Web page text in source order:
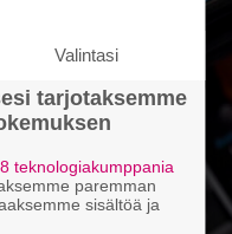
Valintasi
tarjotaksemme
teknologiakumppania
paremman
sisältöä ja